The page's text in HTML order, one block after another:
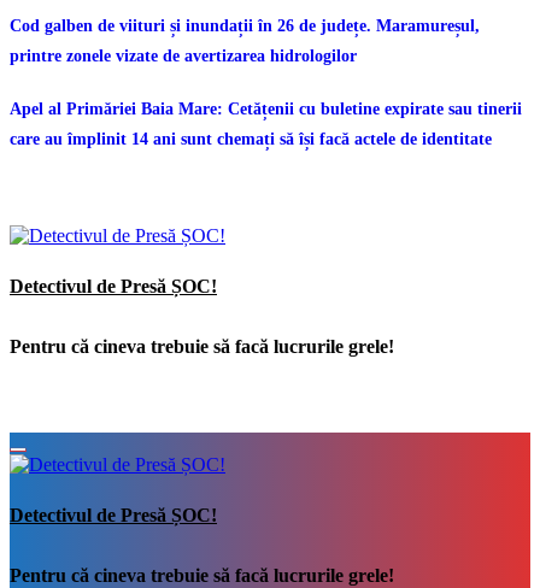
Cod galben de viituri și inundații în 26 de județe. Maramureșul,
printre zonele vizate de avertizarea hidrologilor
Apel al Primăriei Baia Mare: Cetățenii cu buletine expirate sau tinerii
care au împlinit 14 ani sunt chemați să își facă actele de identitate
Detectivul de Presă ȘOC!
Pentru că cineva trebuie să facă lucrurile grele!
Detectivul de Presă ȘOC!
Pentru că cineva trebuie să facă lucrurile grele!